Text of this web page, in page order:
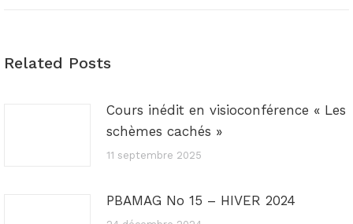
Related Posts
Cours inédit en visioconférence « Les
schèmes cachés »
11 septembre 2025
PBAMAG No 15 – HIVER 2024